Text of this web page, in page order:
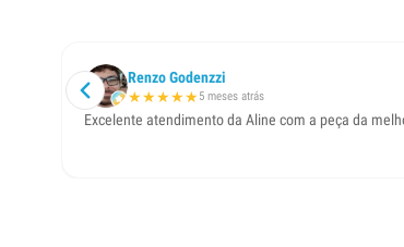
Renzo Godenzzi
★★★★★5 meses atrás
Excelente atendimento da Aline com a peça da